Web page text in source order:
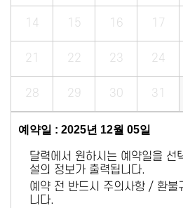
14 15 16 17
21 22 23 24
28 29 30 31
예약일 : 2025년 12월 05일
달력에서 원하시는 예약일을 선
설의 정보가 출력됩니다.
예약 전 반드시 주의사항 / 환불
니다.